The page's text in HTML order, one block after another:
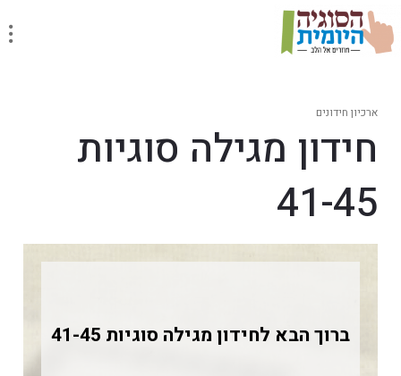
ארכיון חידונים
חידון מגילה סוגיות
41-45
ברוך הבא לחידון מגילה סוגיות 41-45